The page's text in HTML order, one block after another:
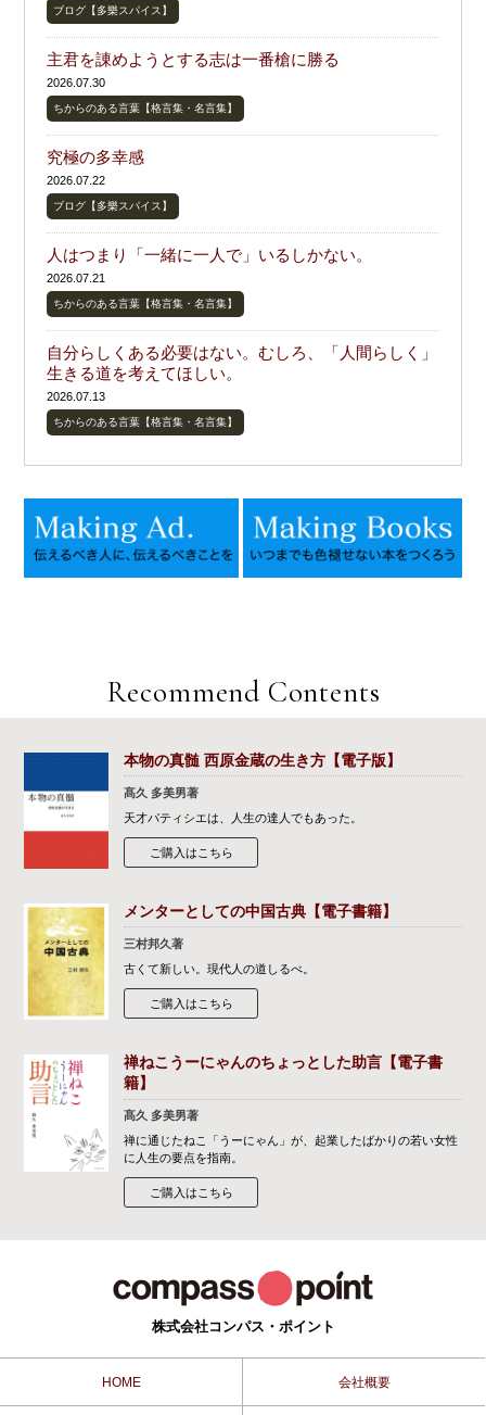
ブログ【多樂スパイス】
主君を諌めようとする志は一番槍に勝る
2026.07.30
ちからのある言葉【格言集・名言集】
究極の多幸感
2026.07.22
ブログ【多樂スパイス】
人はつまり「一緒に一人で」いるしかない。
2026.07.21
ちからのある言葉【格言集・名言集】
自分らしくある必要はない。むしろ、「人間らしく」
生きる道を考えてほしい。
2026.07.13
ちからのある言葉【格言集・名言集】
Recommend Contents
本物の真髄 西原金蔵の生き方【電子版】
髙久 多美男著
天才パティシエは、人生の達人でもあった。
ご購入はこちら
メンターとしての中国古典【電子書籍】
三村邦久著
古くて新しい。現代人の道しるべ。
ご購入はこちら
禅ねこうーにゃんのちょっとした助言【電子書
籍】
髙久 多美男著
禅に通じたねこ「うーにゃん」が、起業したばかりの若い女性
に人生の要点を指南。
ご購入はこちら
株式会社コンパス・ポイント
HOME 会社概要